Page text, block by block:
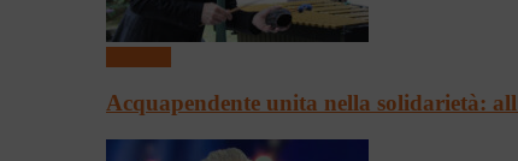
Acquapendente unita nella solidarietà: